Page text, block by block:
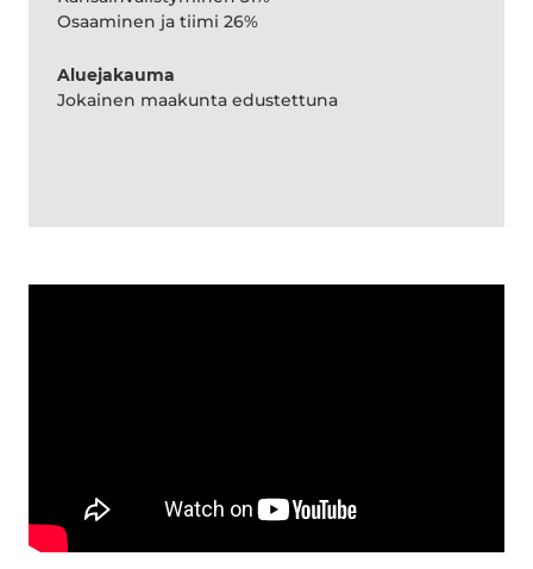
Osaaminen ja tiimi 26%
Aluejakauma
Jokainen maakunta edustettuna